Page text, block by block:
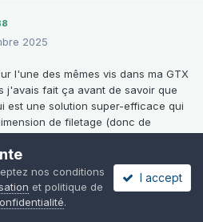
2025
l'une des mêmes vis dans ma GTX
j'avais fait ça avant de savoir que
est une solution super-efficace qui
de filetage (donc de
même un tuto à ce propos dans le
nos conditions
et politique de
.
I accept